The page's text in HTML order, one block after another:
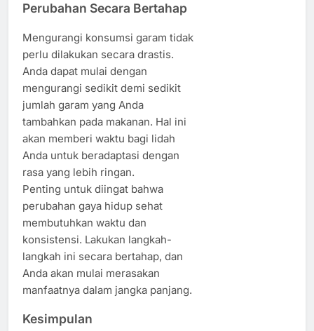
Perubahan Secara Bertahap
Mengurangi konsumsi garam tidak
perlu dilakukan secara drastis.
Anda dapat mulai dengan
mengurangi sedikit demi sedikit
jumlah garam yang Anda
tambahkan pada makanan. Hal ini
akan memberi waktu bagi lidah
Anda untuk beradaptasi dengan
rasa yang lebih ringan.
Penting untuk diingat bahwa
perubahan gaya hidup sehat
membutuhkan waktu dan
konsistensi. Lakukan langkah-
langkah ini secara bertahap, dan
Anda akan mulai merasakan
manfaatnya dalam jangka panjang.
Kesimpulan